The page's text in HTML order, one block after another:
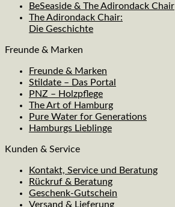
BeSeaside & The Adirondack Chair
The Adirondack Chair:
Die Geschichte
Freunde & Marken
Freunde & Marken
Stildate – Das Portal
PNZ – Holzpflege
The Art of Hamburg
Pure Water for Generations
Hamburgs Lieblinge
Kunden & Service
Kontakt, Service und Beratung
Rückruf & Beratung
Geschenk-Gutschein
Versand & Lieferung